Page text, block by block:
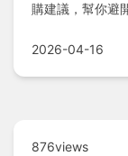
購建議，幫你避
2026-04-16
876views